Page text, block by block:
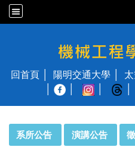
國立陽明交通
回首頁 陽明交通大學
系所公告 演講公告